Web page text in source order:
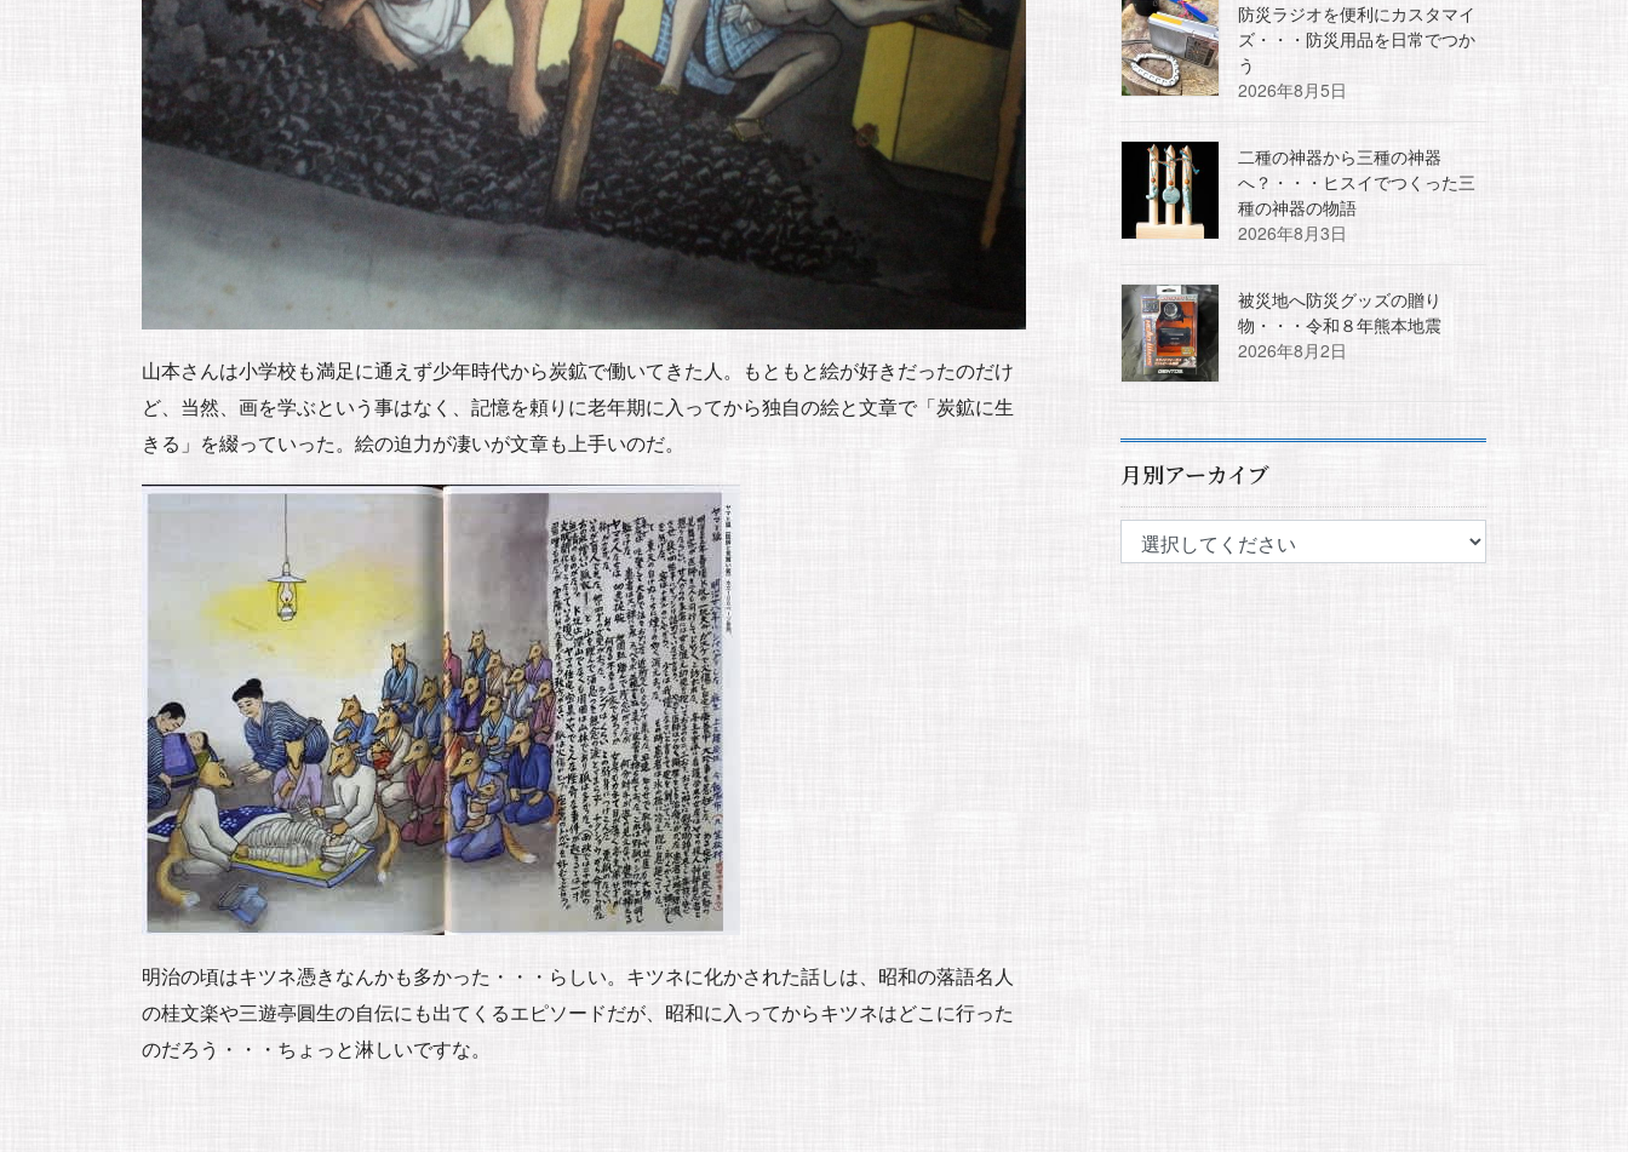
山本さんは小学校も満足に通えず少年時代から炭鉱で働いてきた人。もともと絵が好きだったのだけ
ど、当然、画を学ぶという事はなく、記憶を頼りに老年期に入ってから独自の絵と文章で「炭鉱に生
きる」を綴っていった。絵の迫力が凄いが文章も上手いのだ。
明治の頃はキツネ憑きなんかも多かった・・・らしい。キツネに化かされた話しは、昭和の落語名人
の桂文楽や三遊亭圓生の自伝にも出てくるエピソードだが、昭和に入ってからキツネはどこに行った
のだろう・・・ちょっと淋しいですな。
防災ラジオを便利にカスタマイ
ズ・・・防災用品を日常でつか
う
2026年8月5日
二種の神器から三種の神器
へ？・・・ヒスイでつくった三
種の神器の物語
2026年8月3日
被災地へ防災グッズの贈り
物・・・令和８年熊本地震
2026年8月2日
月別アーカイブ